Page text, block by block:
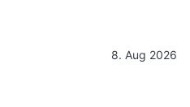
8. Aug 2026